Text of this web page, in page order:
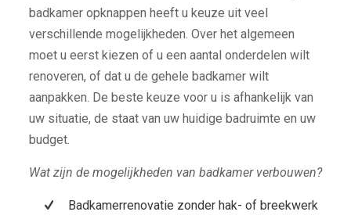
badkamer opknappen heeft u keuze uit veel
verschillende mogelijkheden. Over het algemeen
moet u eerst kiezen of u een aantal onderdelen wilt
renoveren, of dat u de gehele badkamer wilt
aanpakken. De beste keuze voor u is afhankelijk van
uw situatie, de staat van uw huidige badruimte en uw
budget.
Wat zijn de mogelijkheden van badkamer verbouwen?
Badkamerrenovatie zonder hak- of breekwerk